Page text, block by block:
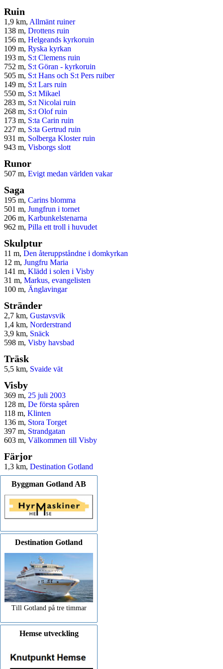
Ruin
1,9 km, Allmänt ruiner
138 m, Drottens ruin
156 m, Helgeands kyrkoruin
109 m, Ryska kyrkan
193 m, S:t Clemens ruin
752 m, S:t Göran - kyrkoruin
505 m, S:t Hans och S:t Pers ruiber
149 m, S:t Lars ruin
550 m, S:t Mikael
283 m, S:t Nicolai ruin
268 m, S:t Olof ruin
173 m, S:ta Carin ruin
227 m, S:ta Gertrud ruin
931 m, Solberga Kloster ruin
943 m, Visborgs slott
Runor
507 m, Evigt medan världen vakar
Saga
195 m, Carins blomma
501 m, Jungfrun i tornet
206 m, Karbunkelstenarna
962 m, Pilla ett troll i huvudet
Skulptur
11 m, Den återuppståndne i domkyrkan
12 m, Jungfru Maria
141 m, Klädd i solen i Visby
31 m, Markus, evangelisten
100 m, Änglavingar
Stränder
2,7 km, Gustavsvik
1,4 km, Norderstrand
3,9 km, Snäck
598 m, Visby havsbad
Träsk
5,5 km, Svaide vät
Visby
369 m, 25 juli 2003
128 m, De första spåren
118 m, Klinten
136 m, Stora Torget
397 m, Strandgatan
603 m, Välkommen till Visby
Färjor
1,3 km, Destination Gotland
Byggman Gotland AB
Destination Gotland
Till Gotland på tre timmar
Hemse utveckling